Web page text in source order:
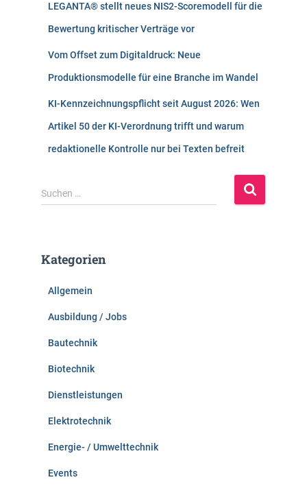
LEGANTA® stellt neues NIS2-Scoremodell für die
Bewertung kritischer Verträge vor
Vom Offset zum Digitaldruck: Neue
Produktionsmodelle für eine Branche im Wandel
KI-Kennzeichnungspflicht seit August 2026: Wen
Artikel 50 der KI-Verordnung trifft und warum
redaktionelle Kontrolle nur bei Texten befreit
S
u
n
Suchen …
Kategorien
Allgemein
Ausbildung / Jobs
Bautechnik
Biotechnik
Dienstleistungen
Elektrotechnik
Energie- / Umwelttechnik
Events